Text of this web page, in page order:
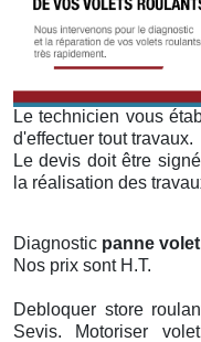
Le technicien vous
d'effectuer tout travaux.
Le devis doit être
la réalisation des
Diagnostic panne
Nos prix sont H.T.
Debloquer store
Sevis. Motoriser